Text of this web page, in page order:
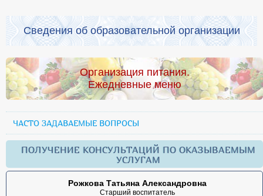
Сведения об образовательной организации
Организация питания.
Ежедневные меню
ЧАСТО ЗАДАВАЕМЫЕ ВОПРОСЫ
ПОЛУЧЕНИЕ КОНСУЛЬТАЦИЙ ПО ОКАЗЫВАЕМЫМ
УСЛУГАМ
Рожкова Татьяна Александровна
Старший воспитатель